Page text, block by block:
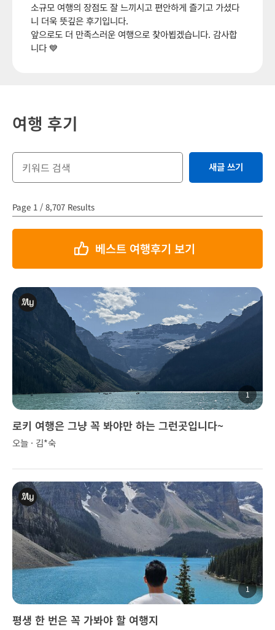
소규모 여행의 장점도 잘 느끼시고 편안하게 즐기고 가셨다
니 더욱 뜻깊은 후기입니다.
앞으로도 더 만족스러운 여행으로 찾아뵙겠습니다. 감사합
니다 💙
여행 후기
새글 쓰기
Page 1 / 8,707 Results
베스트 여행후기 보기
1
로키 여행은 그냥 꼭 봐야만 하는 그런곳입니다~
오늘 · 김*숙
1
평생 한 번은 꼭 가봐야 할 여행지